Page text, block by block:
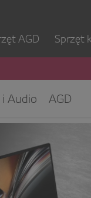
AGD Sprzęt
i Audio
AGD
Obsługi